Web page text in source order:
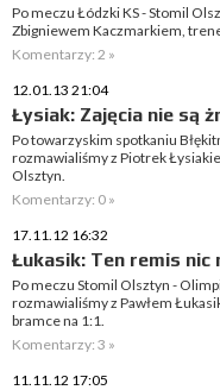
Po meczu Łódzki KS - Stomil
Zbigniewem Kaczmarkiem,
Komentarzy: 2 »
12.01.13 21:04
Łysiak: Zajęcia nie są
Po towarzyskim spotkaniu
rozmawialiśmy z Piotrek
Olsztyn.
Komentarzy: 0 »
17.11.12 16:32
Łukasik: Ten remis nic
Po meczu Stomil Olsztyn -
rozmawialiśmy z Pawłem
bramce na 1:1.
Komentarzy: 3 »
11.11.12 17:05